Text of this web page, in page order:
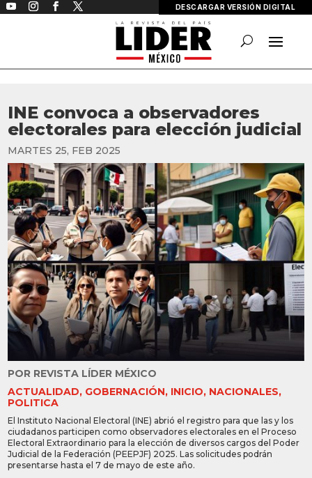
DESCARGAR VERSIÓN DIGITAL
INE convoca a observadores
electorales para elección judicial
MARTES 25, FEB 2025
POR REVISTA LÍDER MÉXICO
ACTUALIDAD, GOBERNACIÓN, INICIO, NACIONALES,
POLITICA
El Instituto Nacional Electoral (INE) abrió el registro para que las y los
ciudadanos participen como observadores electorales en el Proceso
Electoral Extraordinario para la elección de diversos cargos del Poder
Judicial de la Federación (PEEPJF) 2025. Las solicitudes podrán
presentarse hasta el 7 de mayo de este año.